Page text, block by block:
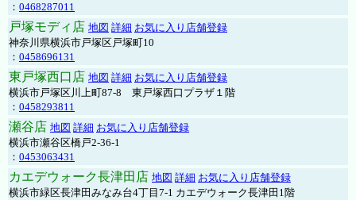
： 0468287011
戸塚モディ店 地図 詳細 お気に入り店舗登録
神奈川県横浜市戸塚区戸塚町10
： 0458696131
東戸塚西口店 地図 詳細 お気に入り店舗登録
横浜市戸塚区川上町87-8 東戸塚西口プラザ１階
： 0458293811
瀬谷店 地図 詳細 お気に入り店舗登録
横浜市瀬谷区橋戸2-36-1
： 0453063431
カエデウォーク長津田店 地図 詳細 お気に入り店舗登録
横浜市緑区長津田みなみ台4丁目7-1 カエデウォーク長津田1階